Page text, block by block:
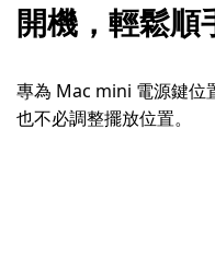
開機，輕鬆順
專為 Mac mini 電源鍵位
也不必調整擺放位置。